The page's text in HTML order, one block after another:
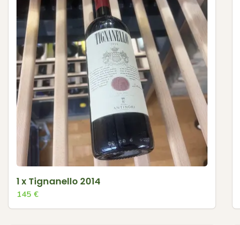
1 x Tignanello 2014
145 €